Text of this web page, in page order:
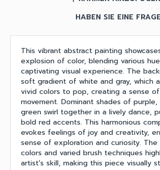
HABEN SIE EINE
This vibrant abstract painting
explosion of color, blending various
captivating visual experience. The
soft gradient of white and gray, which
vivid colors to pop, creating a sense
movement. Dominant shades of purple,
green swirl together in a lively dance,
bold red accents. This harmonious
evokes feelings of joy and creativity,
sense of exploration and curiosity.
colors and varied brush techniques
artist's skill, making this piece visually